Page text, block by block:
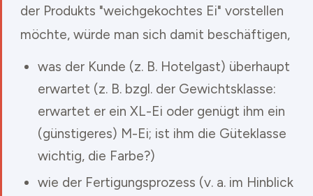
der Produkts "weichgekochtes Ei" vorstellen
möchte, würde man sich damit beschäftigen,
was der Kunde (z. B. Hotelgast) überhaupt
erwartet (z. B. bzgl. der Gewichtsklasse:
erwartet er ein XL-Ei oder genügt ihm ein
(günstigeres) M-Ei; ist ihm die Güteklasse
wichtig, die Farbe?)
wie der Fertigungsprozess (v. a. im Hinblick